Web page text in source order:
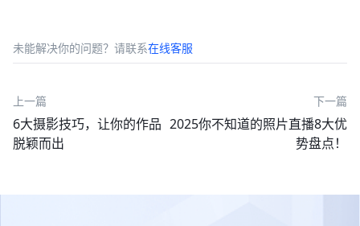
未能解决你的问题？请联系在线客服
上一篇
6大摄影技巧，让你的作品
脱颖而出
下一篇
2025你不知道的照片直播8大优
势盘点！